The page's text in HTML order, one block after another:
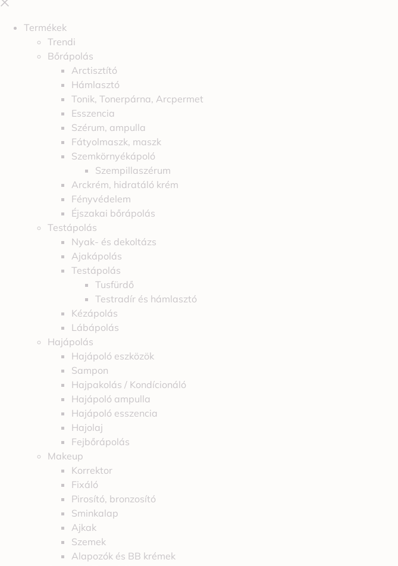
Termékek
Trendi
Bőrápolás
Arctisztító
Hámlasztó
Tonik, Tonerpárna, Arcpermet
Esszencia
Szérum, ampulla
Fátyolmaszk, maszk
Szemkörnyékápoló
Szempillaszérum
Arckrém, hidratáló krém
Fényvédelem
Éjszakai bőrápolás
Testápolás
Nyak- és dekoltázs
Ajakápolás
Testápolás
Tusfürdő
Testradír és hámlasztó
Kézápolás
Lábápolás
Hajápolás
Hajápoló eszközök
Sampon
Hajpakolás / Kondícionáló
Hajápoló ampulla
Hajápoló esszencia
Hajolaj
Fejbőrápolás
Makeup
Korrektor
Fixáló
Pirosító, bronzosító
Sminkalap
Ajkak
Szemek
Alapozók és BB krémek